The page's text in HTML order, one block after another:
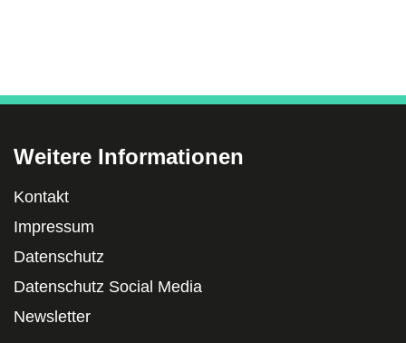
Weitere Informationen
Kontakt
Impressum
Datenschutz
Datenschutz Social Media
Newsletter